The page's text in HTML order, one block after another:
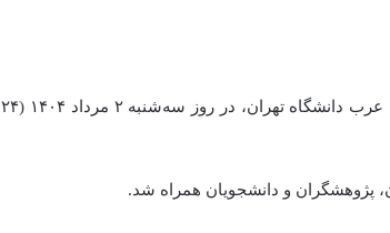
دکتر سید ابراهیم دیباجی، استاد ممتاز و پیشکسوت گروه زبان و ادبیات عرب دانشگاه تهران، در روز سه‌شنبه ۲ مرداد ۱۴۰۴ (۲۴
پژوهشگران و دانشجویان همراه شد.